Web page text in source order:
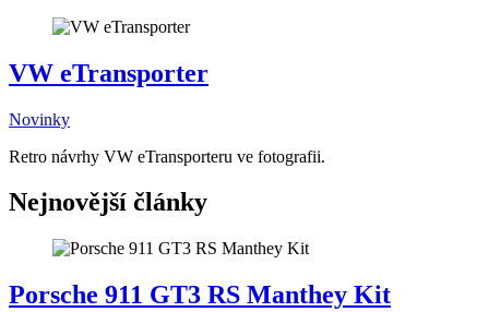
VW eTransporter
Novinky
Retro návrhy VW eTransporteru ve fotografii.
Nejnovější články
Porsche 911 GT3 RS Manthey Kit